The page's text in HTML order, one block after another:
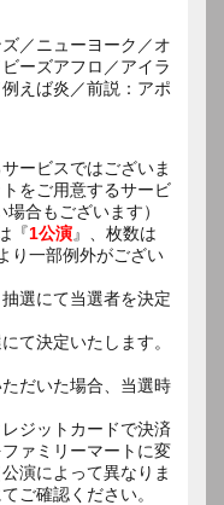
／ニューヨーク／オ
ーズアフロ／アイラ
えば炎／前説：アポ
ービスではございま
をご用意するサービ
合もございます）
『1公演』、枚数は
り一部例外がござい
選にて当選者を決定
て決定いたします。
だいた場合、当選時
ジットカードで決済
ァミリーマートに変
演によって異なりま
ご確認ください。